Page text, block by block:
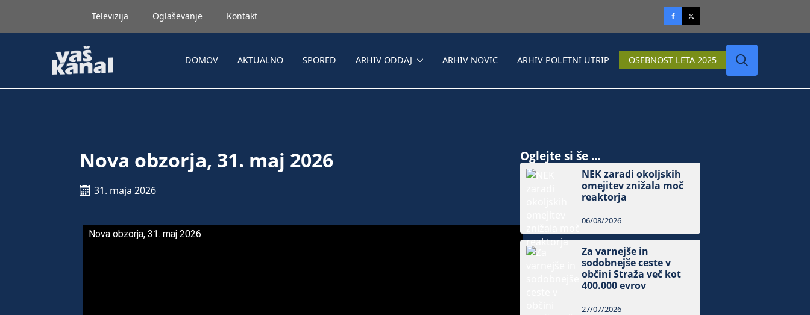
Televizija Oglaševanje Kontakt
DOMOV AKTUALNO SPORED ARHIV ODDAJ ARHIV NOVIC ARHIV POLETNI UTRIP OSEBNOST LETA 2025
Nova obzorja, 31. maj 2026
31. maja 2026
Nova obzorja, 31. maj 2026
Oglejte si še ...
NEK zaradi okoljskih
omejitev znižala moč
reaktorja
06/08/2026
Za varnejše in
sodobnejše ceste v
občini Straža več kot
400.000 evrov
27/07/2026